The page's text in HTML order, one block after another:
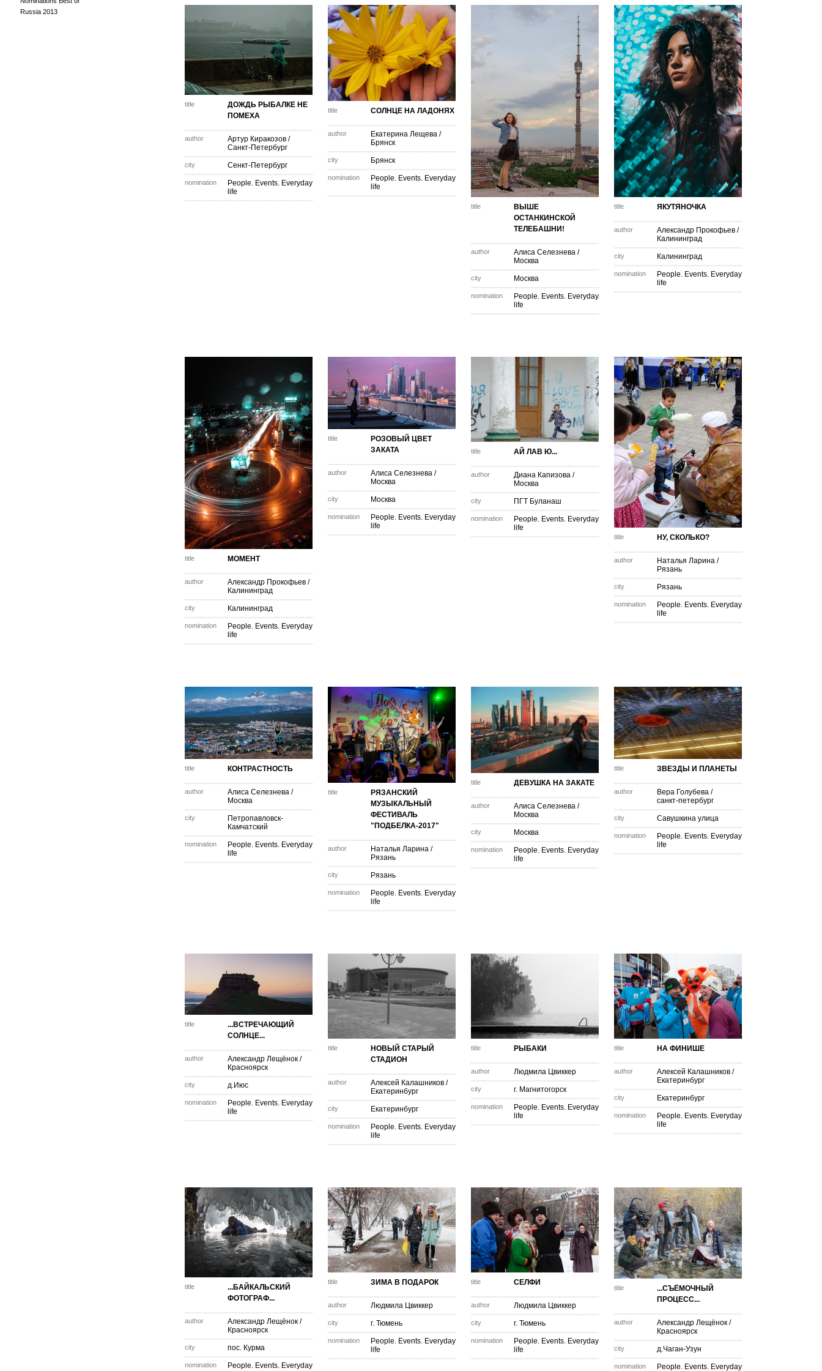
Russia 2013
title
ДОЖДЬ РЫБАЛКЕ НЕ
ПОМЕХА
author Артур Киракозов /
Санкт-Петербург
city Сенкт-Петербург
nomination
People. Events. Everyday
life
title СОЛНЦЕ НА ЛАДОНЯХ
author Екатерина Лещева /
Брянск
city Брянск
nomination
People. Events. Everyday
life
title
ВЫШЕ
ОСТАНКИНСКОЙ
ТЕЛЕБАШНИ!
author Алиса Селезнева /
Москва
city Москва
nomination
People. Events. Everyday
life
title ЯКУТЯНОЧКА
author Александр Прокофьев /
Калининград
city Калининград
nomination
People. Events. Everyday
life
title МОМЕНТ
author Александр Прокофьев /
Калининград
city Калининград
nomination
People. Events. Everyday
life
title
РОЗОВЫЙ ЦВЕТ
ЗАКАТА
author Алиса Селезнева /
Москва
city Москва
nomination
People. Events. Everyday
life
title АЙ ЛАВ Ю...
author Диана Капизова /
Москва
city ПГТ Буланаш
nomination
People. Events. Everyday
life
title НУ, СКОЛЬКО?
author Наталья Ларина /
Рязань
city Рязань
nomination
People. Events. Everyday
life
title КОНТРАСТНОСТЬ
author Алиса Селезнева /
Москва
city
Петропавловск-
Камчатский
nomination
People. Events. Everyday
life
title
РЯЗАНСКИЙ
МУЗЫКАЛЬНЫЙ
ФЕСТИВАЛЬ
"ПОДБЕЛКА-2017"
author Наталья Ларина /
Рязань
city Рязань
nomination
People. Events. Everyday
life
title ДЕВУШКА НА ЗАКАТЕ
author Алиса Селезнева /
Москва
city Москва
nomination
People. Events. Everyday
life
title ЗВЕЗДЫ И ПЛАНЕТЫ
author Вера Голубева /
санкт-петербург
city Савушкина улица
nomination
People. Events. Everyday
life
title
...ВСТРЕЧАЮЩИЙ
СОЛНЦЕ...
author Александр Лещёнок /
Красноярск
city д.Июс
nomination
People. Events. Everyday
life
title
НОВЫЙ СТАРЫЙ
СТАДИОН
author Алексей Калашников /
Екатеринбург
city Екатеринбург
nomination
People. Events. Everyday
life
title РЫБАКИ
author Людмила Цвиккер
city г. Магнитогорск
nomination
People. Events. Everyday
life
title НА ФИНИШЕ
author Алексей Калашников /
Екатеринбург
city Екатеринбург
nomination
People. Events. Everyday
life
title
...БАЙКАЛЬСКИЙ
ФОТОГРАФ...
author Александр Лещёнок /
Красноярск
city пос. Курма
nomination
People. Events. Everyday
title ЗИМА В ПОДАРОК
author Людмила Цвиккер
city г. Тюмень
nomination
People. Events. Everyday
life
title СЕЛФИ
author Людмила Цвиккер
city г. Тюмень
nomination
People. Events. Everyday
life
title
...СЪЁМОЧНЫЙ
ПРОЦЕСС...
author Александр Лещёнок /
Красноярск
city д.Чаган-Узун
nomination People. Events. Everyday